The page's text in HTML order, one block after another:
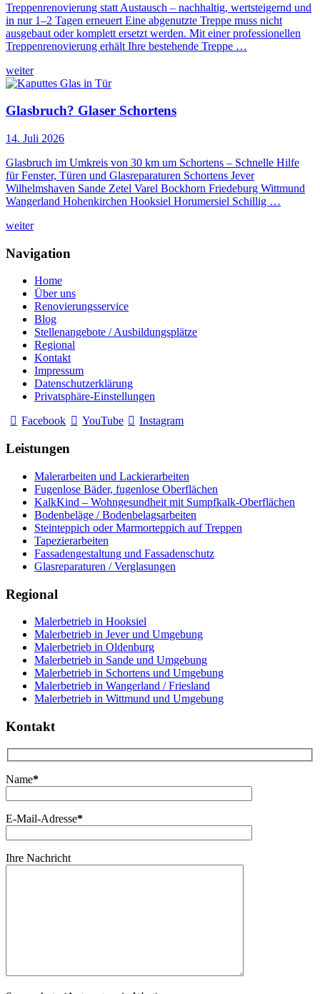
Treppenrenovierung statt Austausch – nachhaltig, wertsteigernd und
in nur 1–2 Tagen erneuert Eine abgenutzte Treppe muss nicht
ausgebaut oder komplett ersetzt werden. Mit einer professionellen
Treppenrenovierung erhält Ihre bestehende Treppe …
weiter
Glasbruch? Glaser Schortens
14. Juli 2026
Glasbruch im Umkreis von 30 km um Schortens – Schnelle Hilfe
für Fenster, Türen und Glasreparaturen Schortens Jever
Wilhelmshaven Sande Zetel Varel Bockhorn Friedeburg Wittmund
Wangerland Hohenkirchen Hooksiel Horumersiel Schillig …
weiter
Navigation
Home
Über uns
Renovierungsservice
Blog
Stellenangebote / Ausbildungsplätze
Regional
Kontakt
Impressum
Datenschutzerklärung
Privatsphäre-Einstellungen
Facebook
YouTube Instagram
Leistungen
Malerarbeiten und Lackierarbeiten
Fugenlose Bäder, fugenlose Oberflächen
KalkKind – Wohngesundheit mit Sumpfkalk-Oberflächen
Bodenbeläge / Bodenbelagsarbeiten
Steinteppich oder Marmorteppich auf Treppen
Tapezierarbeiten
Fassadengestaltung und Fassadenschutz
Glasreparaturen / Verglasungen
Regional
Malerbetrieb in Hooksiel
Malerbetrieb in Jever und Umgebung
Malerbetrieb in Oldenburg
Malerbetrieb in Sande und Umgebung
Malerbetrieb in Schortens und Umgebung
Malerbetrieb in Wangerland / Friesland
Malerbetrieb in Wittmund und Umgebung
Kontakt
Name*
E-Mail-Adresse*
Ihre Nachricht